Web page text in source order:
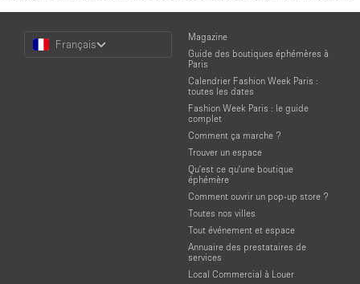
Choose
Language
Français
Magazine
Guide des boutiques éphémères à
Paris
Calendrier Fashion Week Paris :
toutes les dates
Fashion Week Paris : le guide
complet
Comment ça marche ?
Trouver un espace
Qu'est ce qu'une boutique
éphémère
Comment ouvrir un pop-up store ?
Toutes nos villes
Tout événement et espace
Annuaire des prestataires de
services
Local Commercial à Louer